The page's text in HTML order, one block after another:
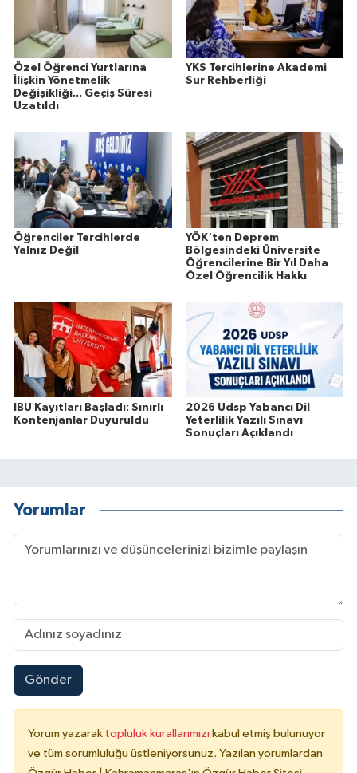
Özel Öğrenci Yurtlarına
İlişkin Yönetmelik
Değişikliği... Geçiş Süresi
Uzatıldı
YKS Tercihlerine Akademi
Sur Rehberliği
Öğrenciler Tercihlerde
Yalnız Değil
YÖK'ten Deprem
Bölgesindeki Üniversite
Öğrencilerine Bir Yıl Daha
Özel Öğrencilik Hakkı
IBU Kayıtları Başladı: Sınırlı
Kontenjanlar Duyuruldu
2026 Udsp Yabancı Dil
Yeterlilik Yazılı Sınavı
Sonuçları Açıklandı
Yorumlar
Gönder
Yorum yazarak topluluk kurallarımızı kabul etmiş bulunuyor
ve tüm sorumluluğu üstleniyorsunuz. Yazılan yorumlardan